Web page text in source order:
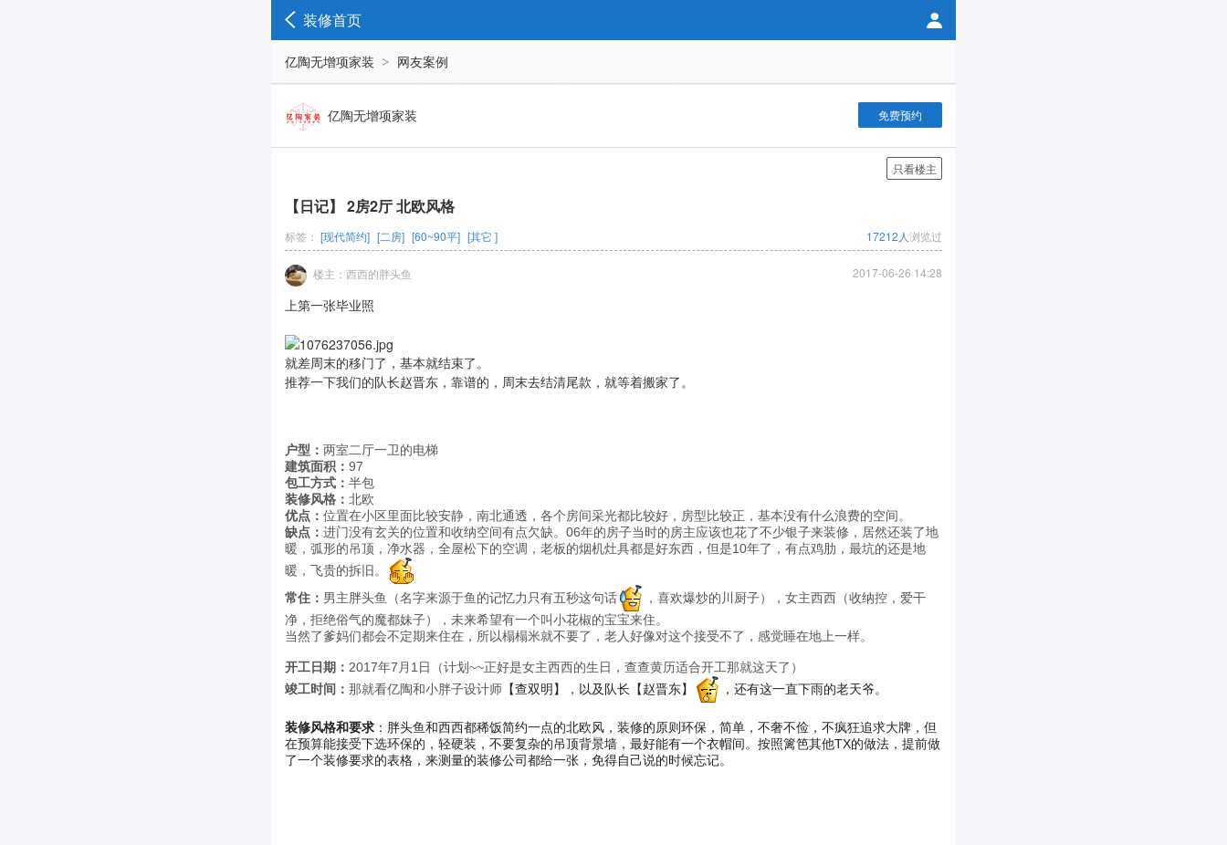
装修首页
亿陶无增项家装 网友案例
亿陶无增项家装 免费预约
只看楼主
【日记】 2房2厅 北欧风格
标签： [现代简约] [二房] [60~90平] [其它 ] 17212人浏览过
楼主：西西的胖头鱼 2017-06-26 14:28
上第一张毕业照
就差周末的移门了，基本就结束了。
推荐一下我们的队长赵晋东，靠谱的，周末去结清尾款，就等着搬家了。
户型： 两室二厅一卫的电梯
建筑面积： 97
包工方式： 半包
装修风格： 北欧
优点： 位置在小区里面比较安静，南北通透，各个房间采光都比较好，房型比较正，基本没有什么浪费的空间。
缺点： 进门没有玄关的位置和收纳空间有点欠缺。06年的房子当时的房主应该也花了不少银子来装修，居然还装了地
暖，弧形的吊顶，净水器，全屋松下的空调，老板的烟机灶具都是好东西，但是10年了，有点鸡肋，最坑的还是地
暖，飞贵的拆旧。
常住： 男主胖头鱼（名字来源于鱼的记忆力只有五秒这句话
，喜欢爆炒的川厨子），女主西西（收纳控，爱干
净，拒绝俗气的魔都妹子），未来希望有一个叫小花椒的宝宝来住。
当然了爹妈们都会不定期来住在，所以榻榻米就不要了，老人好像对这个接受不了，感觉睡在地上一样。
开工日期： 2017年7月1日（计划~~正好是女主西西的生日，查查黄历适合开工那就这天了）
竣工时间： 那就看亿陶和小胖子设计师 【查双明】，以及队长 【赵晋东】 ，还有这一直下雨的老天爷。
装修风格和要求 ：胖头鱼和西西都稀饭简约一点的北欧风，装修的原则环保，简单，不奢不俭，不疯狂追求大牌，但
在预算能接受下选环保的，轻硬装，不要复杂的吊顶背景墙，最好能有一个衣帽间。按照篱笆其他TX的做法，提前做
了一个装修要求的表格，来测量的装修公司都给一张，免得自己说的时候忘记。